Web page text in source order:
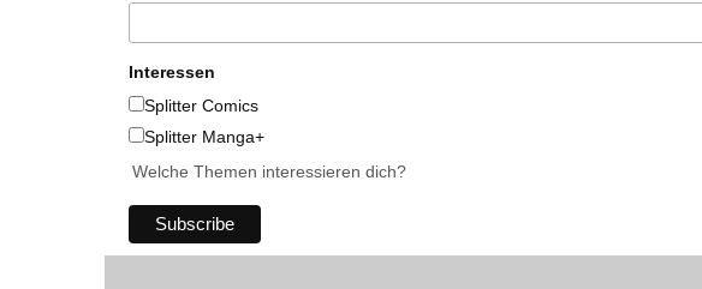
Interessen
Splitter Comics
Splitter Manga+
Welche Themen interessieren dich?